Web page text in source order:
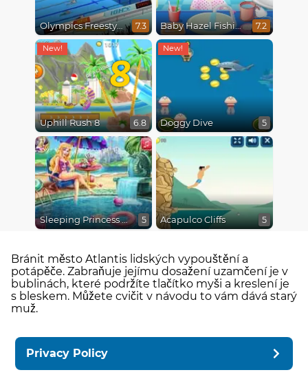
Olympics Freestyle 7.3 Baby Hazel Fishing Time 7.2
8
Uphill Rush 8 6.8 Doggy Dive 5
Sleeping Princess Swimming Pool 5 Acapulco Cliffs 5
Bránit město Atlantis lidských vypouštění a
potápěče. Zabraňuje jejímu dosažení uzamčení je v
bublinách, které podržíte tlačítko myši a kreslení je
s bleskem. Můžete cvičit v návodu to vám dává starý
muž.
Privacy Policy